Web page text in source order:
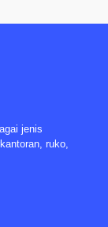
jenis
ruko,